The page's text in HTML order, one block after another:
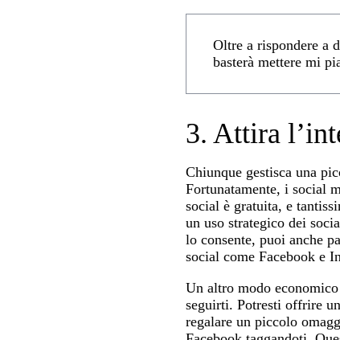
Oltre a rispondere a
basterà mettere mi
3. Attira
Chiunque gestisca una
Fortunatamente, i social
social è gratuita, e
un uso strategico dei
lo consente, puoi anche
social come Facebook e
Un altro modo
seguirti. Potresti offrire
regalare un piccolo